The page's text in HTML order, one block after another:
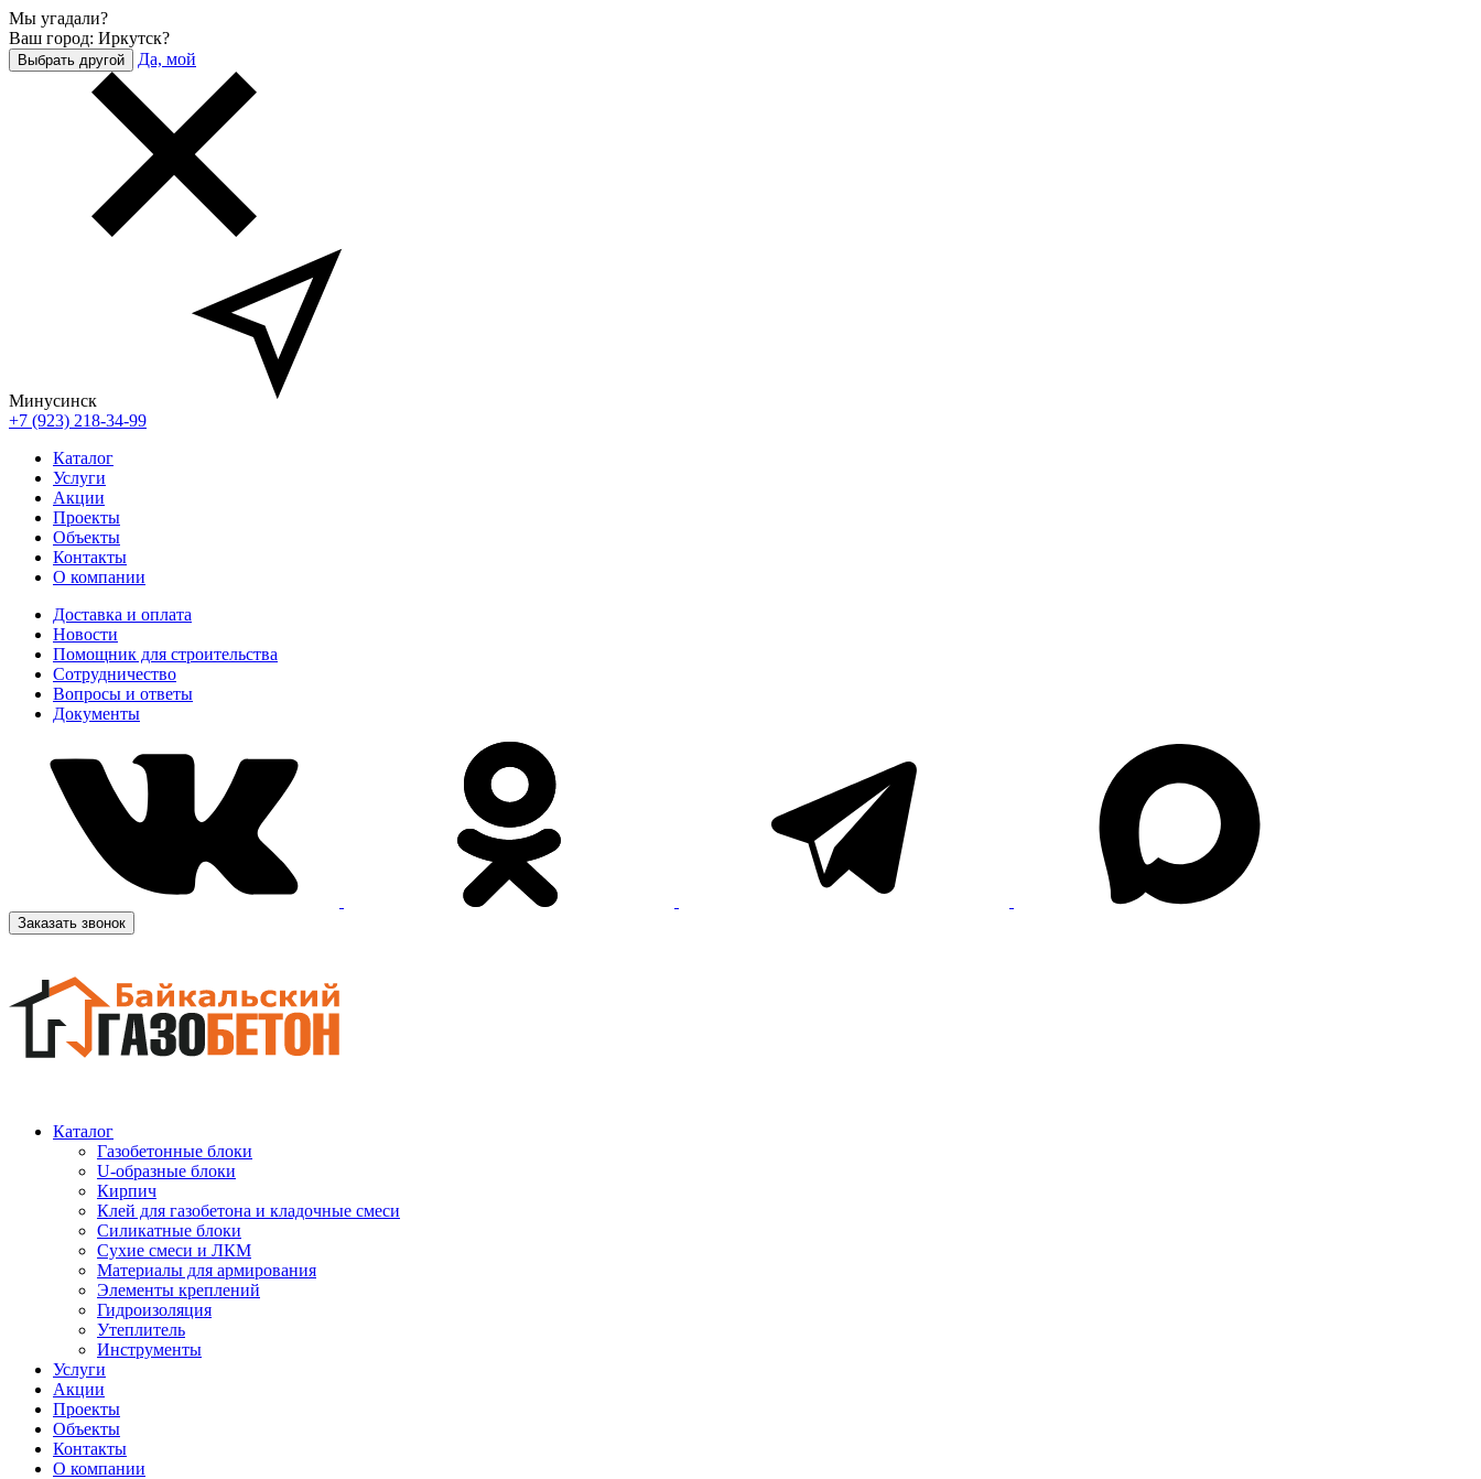
Мы угадали?
Ваш город: Иркутск?
Выбрать другой Да, мой
Минусинск
+7 (923) 218-34-99
Каталог
Услуги
Акции
Проекты
Объекты
Контакты
О компании
Доставка и оплата
Новости
Помощник для строительства
Сотрудничество
Вопросы и ответы
Документы
Заказать звонок
Каталог
Газобетонные блоки
U-образные блоки
Кирпич
Клей для газобетона и кладочные смеси
Силикатные блоки
Сухие смеси и ЛКМ
Материалы для армирования
Элементы креплений
Гидроизоляция
Утеплитель
Инструменты
Услуги
Акции
Проекты
Объекты
Контакты
О компании